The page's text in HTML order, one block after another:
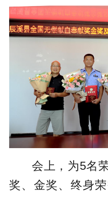
会上，为5名
奖、金奖、终身